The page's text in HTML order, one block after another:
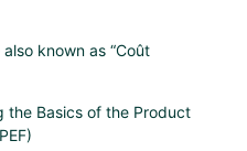
known as “Coût
the Basics of the Product